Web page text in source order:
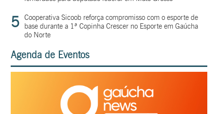
5 Cooperativa Sicoob reforça compromisso com o esporte de
base durante a 1ª Copinha Crescer no Esporte em Gaúcha
do Norte
Agenda de Eventos